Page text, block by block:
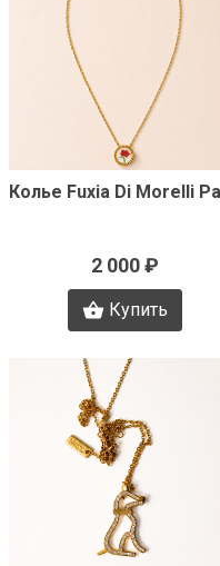
Быстрый просмотр
2 000 ₽
Купить